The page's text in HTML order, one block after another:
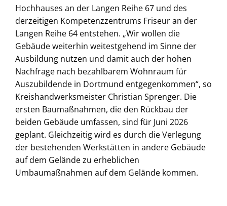
Hochhauses an der Langen Reihe 67 und des
derzeitigen Kompetenzzentrums Friseur an der
Langen Reihe 64 entstehen. „Wir wollen die
Gebäude weiterhin weitestgehend im Sinne der
Ausbildung nutzen und damit auch der hohen
Nachfrage nach bezahlbarem Wohnraum für
Auszubildende in Dortmund entgegenkommen“, so
Kreishandwerksmeister Christian Sprenger. Die
ersten Baumaßnahmen, die den Rückbau der
beiden Gebäude umfassen, sind für Juni 2026
geplant. Gleichzeitig wird es durch die Verlegung
der bestehenden Werkstätten in andere Gebäude
auf dem Gelände zu erheblichen
Umbaumaßnahmen auf dem Gelände kommen.